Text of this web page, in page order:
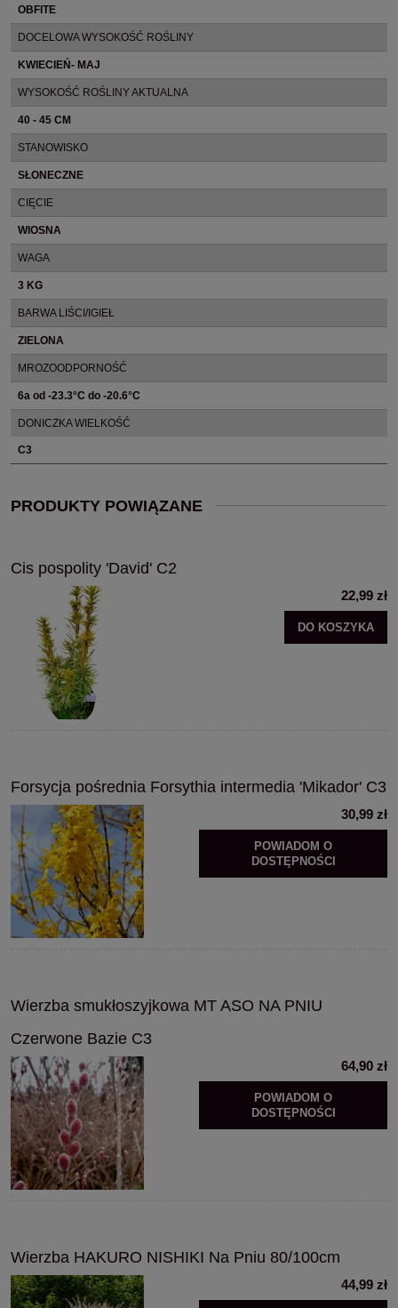
OBFITE
DOCELOWA WYSOKOŚĆ ROŚLINY
KWIECIEŃ- MAJ
WYSOKOŚĆ ROŚLINY AKTUALNA
40 - 45 CM
STANOWISKO
SŁONECZNE
CIĘCIE
WIOSNA
WAGA
3 KG
BARWA LIŚCI/IGIEŁ
ZIELONA
MROZOODPORNOŚĆ
6a od -23.3°C do -20.6°C
DONICZKA WIELKOŚĆ
C3
PRODUKTY POWIĄZANE
Cis pospolity 'David' C2
22,99 zł
DO KOSZYKA
Forsycja pośrednia Forsythia intermedia 'Mikador' C3
30,99 zł
POWIADOM O
DOSTĘPNOŚCI
Wierzba smukłoszyjkowa MT ASO NA PNIU
Czerwone Bazie C3
64,90 zł
POWIADOM O
DOSTĘPNOŚCI
Wierzba HAKURO NISHIKI Na Pniu 80/100cm
44,99 zł